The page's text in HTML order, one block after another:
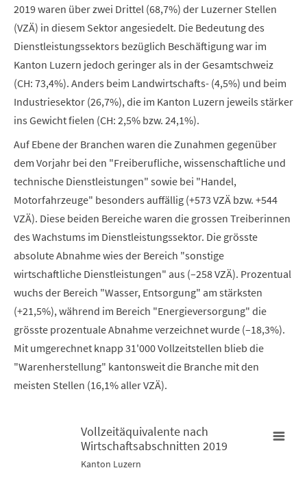
2019 waren über zwei Drittel (68,7%) der Luzerner Stellen
(VZÄ) in diesem Sektor angesiedelt. Die Bedeutung des
Dienstleistungssektors bezüglich Beschäftigung war im
Kanton Luzern jedoch geringer als in der Gesamtschweiz
(CH: 73,4%). Anders beim Landwirtschafts- (4,5%) und beim
Industriesektor (26,7%), die im Kanton Luzern jeweils stärker
ins Gewicht fielen (CH: 2,5% bzw. 24,1%).
Auf Ebene der Branchen waren die Zunahmen gegenüber
dem Vorjahr bei den "Freiberufliche, wissenschaftliche und
technische Dienstleistungen" sowie bei "Handel,
Motorfahrzeuge" besonders auffällig (+573 VZÄ bzw. +544
VZÄ). Diese beiden Bereiche waren die grossen Treiberinnen
des Wachstums im Dienstleistungssektor. Die grösste
absolute Abnahme wies der Bereich "sonstige
wirtschaftliche Dienstleistungen" aus (–258 VZÄ). Prozentual
wuchs der Bereich "Wasser, Entsorgung" am stärksten
(+21,5%), während im Bereich "Energieversorgung" die
grösste prozentuale Abnahme verzeichnet wurde (–18,3%).
Mit umgerechnet knapp 31'000 Vollzeitstellen blieb die
"Warenherstellung" kantonsweit die Branche mit den
meisten Stellen (16,1% aller VZÄ).
Vollzeitäquivalente nach Wirtschaftsabschnitten 2019
Vollzeitäquivalente nach
Wirtschaftsabschnitten 2019
Kanton Luzern